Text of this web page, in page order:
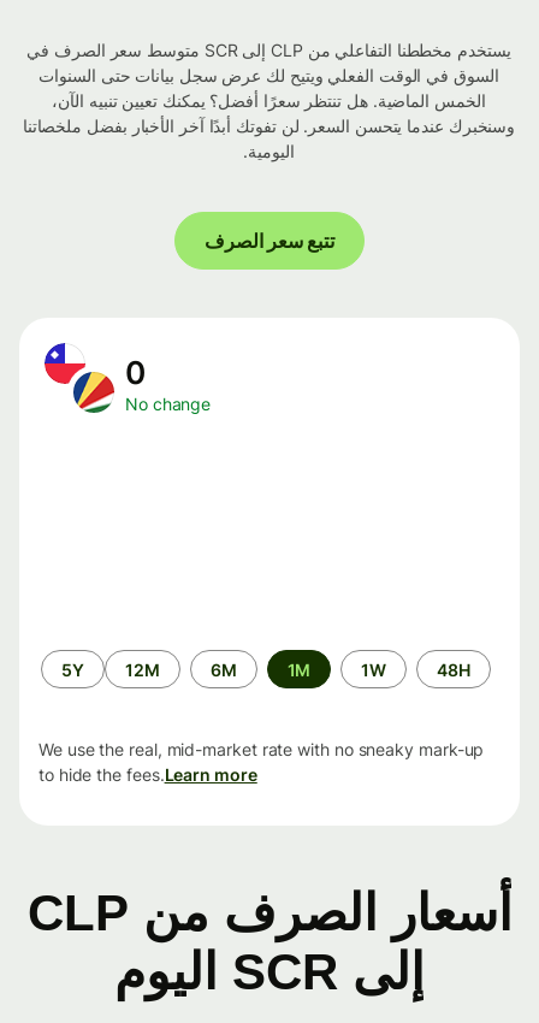
يستخدم مخططنا التفاعلي من CLP إلى SCR متوسط ​​سعر الصرف في
السوق في الوقت الفعلي ويتيح لك عرض سجل بيانات حتى السنوات
الخمس الماضية. هل تنتظر سعرًا أفضل؟ يمكنك تعيين تنبيه الآن،
وسنخبرك عندما يتحسن السعر. لن تفوتك أبدًا آخر الأخبار بفضل ملخصاتنا
اليومية.
تتبع سعر الصرف
No change
الفترة
الزمنية
48H
1W
1M
6M
12M
5Y
We use the real, mid-market rate with no sneaky mark-up
to hide the fees.Learn more
أسعار الصرف من CLP
إلى SCR اليوم